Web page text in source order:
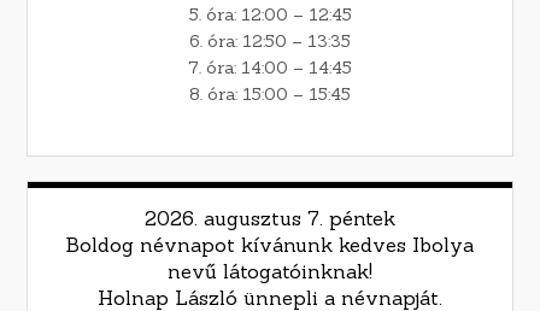
5. óra: 12:00 – 12:45
6. óra: 12:50 – 13:35
7. óra: 14:00 – 14:45
8. óra: 15:00 – 15:45
2026. augusztus 7. péntek
Boldog névnapot kívánunk kedves Ibolya
nevű látogatóinknak!
Holnap László ünnepli a névnapját.